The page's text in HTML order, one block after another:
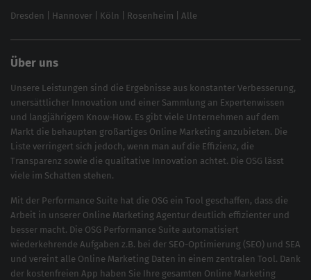
Dresden Hannover Köln Rosenheim Alle
Über uns
Unsere Leistungen sind die Ergebnisse aus konstanter Verbesserung,
unersättlicher Innovation und einer Sammlung an Expertenwissen
und langjährigem Know-How. Es gibt viele Unternehmen auf dem
Markt die behaupten großartiges Online Marketing anzubieten. Die
Liste verringert sich jedoch, wenn man auf die Effizienz, die
Transparenz sowie die qualitative Innovation achtet. Die OSG lässt
viele im Schatten stehen.
Mit der Performance Suite hat die OSG ein Tool geschaffen, dass die
Arbeit in unserer Online Marketing Agentur deutlich effizienter und
besser macht. Die OSG Performance Suite automatisiert
wiederkehrende Aufgaben z.B. bei der SEO-Optimierung (SEO) und SEA
und vereint alle Online Marketing Daten in einem zentralen Tool. Dank
der kostenfreien App haben Sie Ihre gesamten Online Marketing